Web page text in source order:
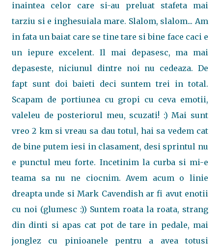
inaintea celor care si-au preluat stafeta mai
tarziu si e inghesuiala mare. Slalom, slalom... Am
in fata un baiat care se tine tare si bine face caci e
un iepure excelent. Il mai depasesc, ma mai
depaseste, niciunul dintre noi nu cedeaza. De
fapt sunt doi baieti deci suntem trei in total.
Scapam de portiunea cu gropi cu ceva emotii,
valeleu de posteriorul meu, scuzati! :) Mai sunt
vreo 2 km si vreau sa dau totul, hai sa vedem cat
de bine putem iesi in clasament, desi sprintul nu
e punctul meu forte. Incetinim la curba si mi-e
teama sa nu ne ciocnim. Avem acum o linie
dreapta unde si Mark Cavendish ar fi avut enotii
cu noi (glumesc :)) Suntem roata la roata, strang
din dinti si apas cat pot de tare in pedale, mai
jonglez cu pinioanele pentru a avea totusi